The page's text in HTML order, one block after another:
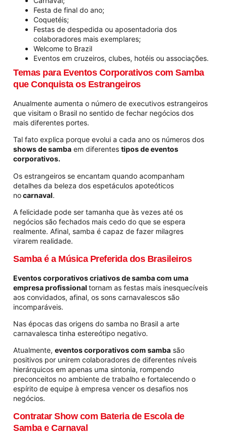
Festa de final do ano;
Coquetéis;
Festas de despedida ou aposentadoria dos
colaboradores mais exemplares;
Welcome to Brazil
Eventos em cruzeiros, clubes, hotéis ou associações.
Temas para Eventos Corporativos com Samba
que Conquista os Estrangeiros
Anualmente aumenta o número de executivos estrangeiros
que visitam o Brasil no sentido de fechar negócios dos
mais diferentes portes.
Tal fato explica porque evolui a cada ano os números dos
shows de samba em diferentes tipos de eventos
corporativos.
Os estrangeiros se encantam quando acompanham
detalhes da beleza dos espetáculos apoteóticos
nocarnaval.
A felicidade pode ser tamanha que às vezes até os
negócios são fechados mais cedo do que se espera
realmente. Afinal, samba é capaz de fazer milagres
virarem realidade.
Samba é a Música Preferida dos Brasileiros
Eventos corporativos criativos de sambacom uma
empresa profissional tornam as festas mais inesquecíveis
aos convidados, afinal, os sons carnavalescos são
incomparáveis.
Nas épocas das origens do samba no Brasil a arte
carnavalesca tinha estereótipo negativo.
Atualmente, eventos corporativos com samba são
positivos por unirem colaboradores de diferentes níveis
hierárquicos em apenas uma sintonia, rompendo
preconceitos no ambiente de trabalho e fortalecendo o
espírito de equipe à empresa vencer os desafios nos
negócios.
Contratar Show com Bateria de Escola de
Samba e Carnaval